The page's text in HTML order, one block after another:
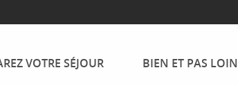
VOTRE SÉJOUR BIEN ET PAS LOIN